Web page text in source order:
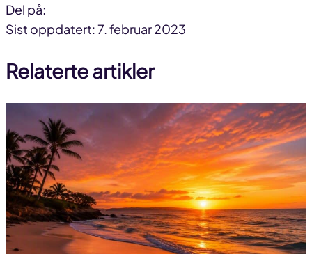
Del på:
Del
facebook
Del
linkedin
Del
Sist oppdatert: 7. februar 2023
Relaterte artikler